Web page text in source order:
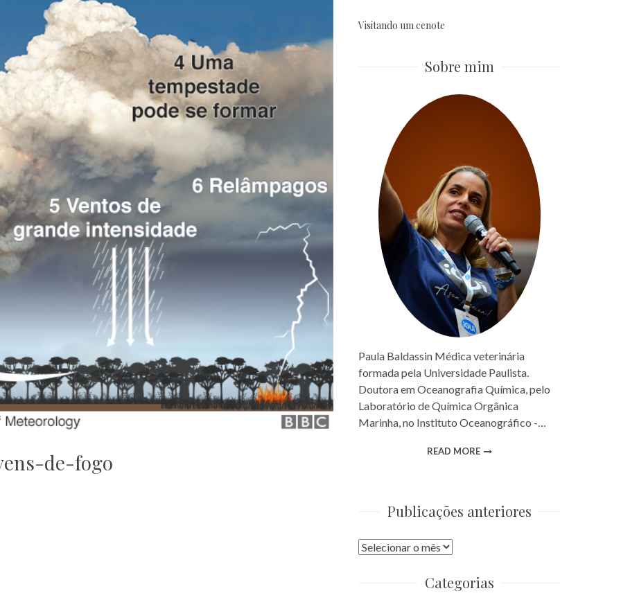
de-fogo
Visitando um cenote
Sobre mim
Paula Baldassin Médica veterinária
formada pela Universidade Paulista.
Doutora em Oceanografia Química, pelo
Laboratório de Química Orgânica
Marinha, no Instituto Oceanográfico -…
READ MORE
Publicações anteriores
Publicações
Categorias